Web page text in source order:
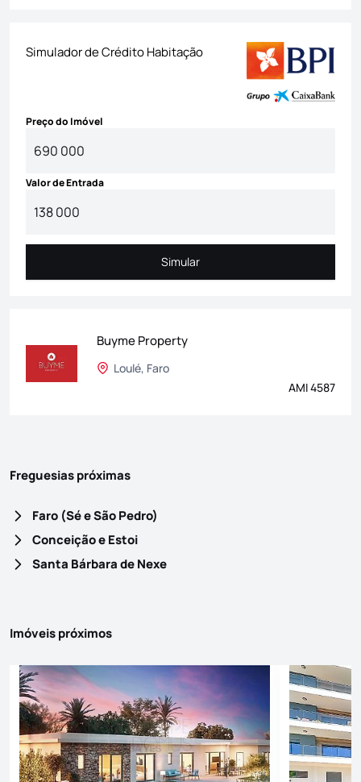
Simulador de Crédito Habitação
Preço do Imóvel
Valor de Entrada
Simular
Simular
Buyme Property
Loulé, Faro
AMI 4587
Freguesias próximas
Faro (Sé e São Pedro)
Conceição e Estoi
Santa Bárbara de Nexe
Imóveis próximos